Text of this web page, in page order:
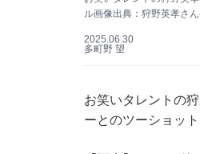
ル画像出典：狩野英孝さん
2025.06.30
多町野 望
お笑いタレントの
ーとのツーショッ